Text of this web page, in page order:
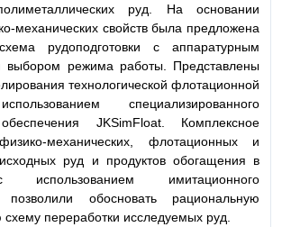
руд. На основании
механических свойств была предложена
рудоподготовки с аппаратурным
режима работы. Представлены
технологической флотационной
специализированного
JKSimFloat. Комплексное
механических, флотационных и
исходных руд и продуктов обогащения в
имитационного
позволили обосновать рациональную
схему переработки исследуемых руд.